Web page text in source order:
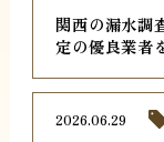
関西の漏水調
定の優良業者
2026.06.29